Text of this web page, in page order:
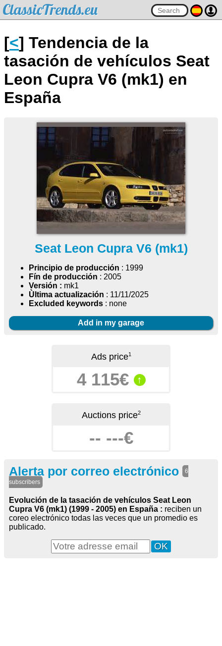
ClassicTrends.eu
[<] Tendencia de la
tasación de vehículos Seat
Leon Cupra V6 (mk1) en
España
Seat Leon Cupra V6 (mk1)
Principio de producción : 1999
Fín de producción : 2005
Versión : mk1
Ùltima actualización : 11/11/2025
Excluded keywords : none
Add in my garage
Ads price1
4 115€ ↑
Auctions price2
-- ---€
Alerta por correo electrónico
6
subscribers
Evolución de la tasación de vehículos Seat Leon
Cupra V6 (mk1) (1999 - 2005) en España : reciben un
coreo electrónico todas las veces que un promedio es
publicado.